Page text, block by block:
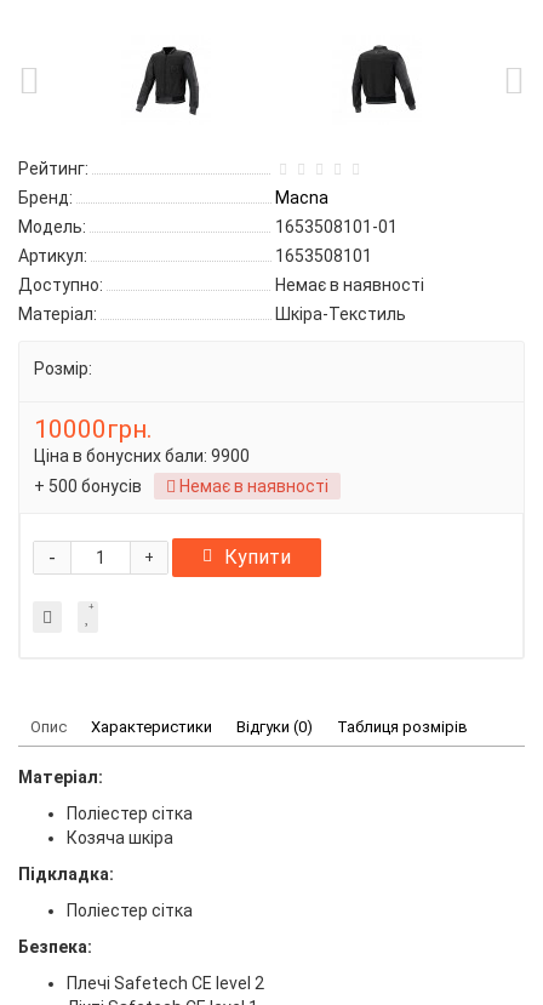
Рейтинг:
Бренд:
Macna
Модель:
1653508101-01
Артикул:
1653508101
Доступно:
Немає в наявності
Матеріал:
Шкіра-Текстиль
Розмір:
10000грн.
Ціна в бонусних бали: 9900
+ 500 бонусів
Немає в наявності
+
- Купити
Опис Характеристики Відгуки (0) Таблиця розмірів
Матеріал:
Поліестер сітка
Козяча шкіра
Підкладка:
Поліестер сітка
Безпека:
Плечі Safetech CE level 2